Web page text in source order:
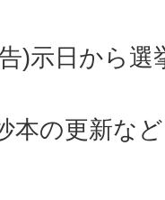
)示日から選
本の更新な